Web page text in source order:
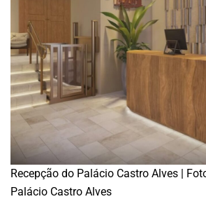
Recepção do Palácio Castro Alves |
Palácio Castro Alves